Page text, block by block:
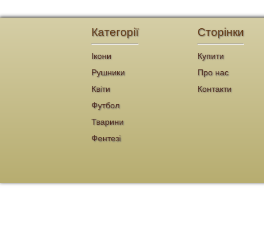
Сторінки
Купити
Про нас
Контакти
Категорії
Ікони
Рушники
Квіти
Футбол
Тварини
Фентезі